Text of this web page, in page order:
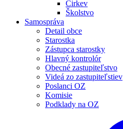
Cirkev
Školstvo
Samospráva
Detail obce
Starostka
Zástupca starostky
Hlavný kontrolór
Obecné zastupiteľstvo
Videá zo zastupiteľstiev
Poslanci OZ
Komisie
Podklady na OZ